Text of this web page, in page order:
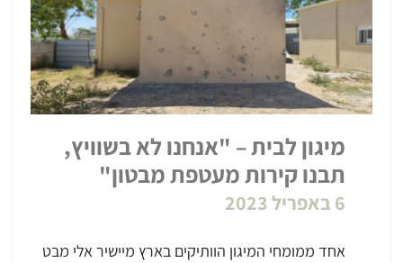
מיגון לבית – "אנחנו לא בשוויץ,
תבנו קירות מעטפת מבטון"
6 באפריל 2023
אחד ממומחי המיגון הוותיקים בארץ מיישיר אלי מבט